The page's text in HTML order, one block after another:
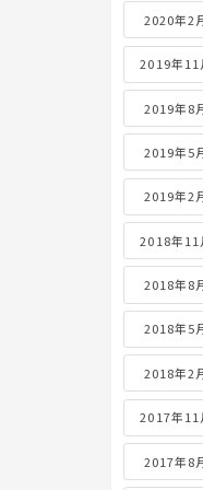
2020年2
2019年11
2019年8
2019年5
2019年2
2018年11
2018年8
2018年5
2018年2
2017年11
2017年8